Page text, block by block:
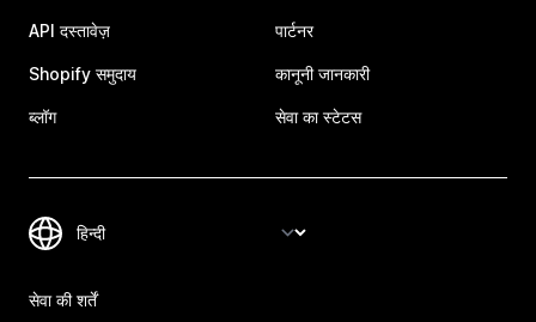
API दस्तावेज़
Shopify समुदाय
ब्लॉग
पार्टनर
कानूनी जानकारी
सेवा का स्टेटस
सेवा की शर्तें